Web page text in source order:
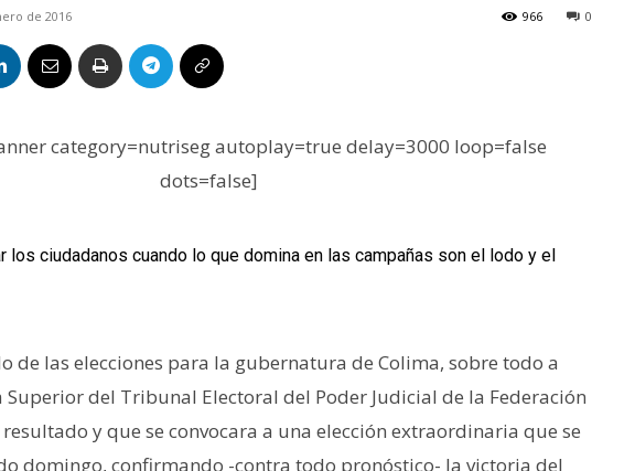
de 2016 0
966
category=nutriseg autoplay=true delay=3000 loop=false
dots=false]
los ciudadanos cuando lo que domina en las campañas son el lodo y el
de las elecciones para la gubernatura de Colima, sobre todo a
del Tribunal Electoral del Poder Judicial de la Federación
y que se convocara a una elección extraordinaria que se
domingo, confirmando -contra todo pronóstico- la victoria del